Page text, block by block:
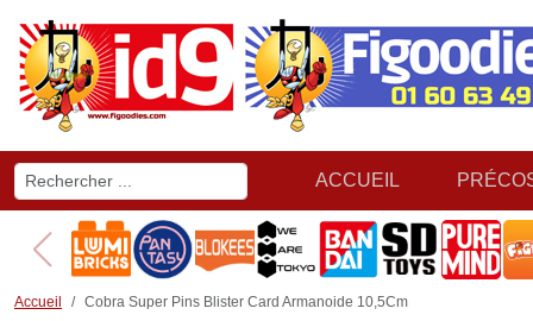
ACCUEIL
Accueil Cobra Super Pins Blister Card Armanoide 10,5Cm